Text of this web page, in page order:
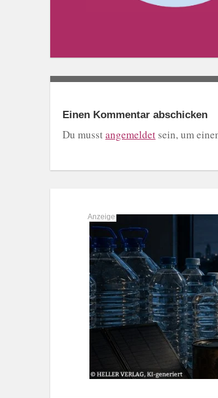
Einen Kommentar abschicken
Du musstangemeldet sein, um